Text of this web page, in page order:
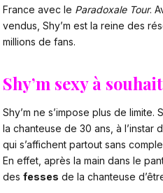
France avec le Paradoxale Tour.
vendus, Shy’m est la reine des
millions de fans.
Shy’m sexy à
Shy’m ne s’impose plus de limite.
la chanteuse de 30 ans, à l’instar
qui s’affichent partout sans
En effet, après la main dans le
des fesses de la chanteuse